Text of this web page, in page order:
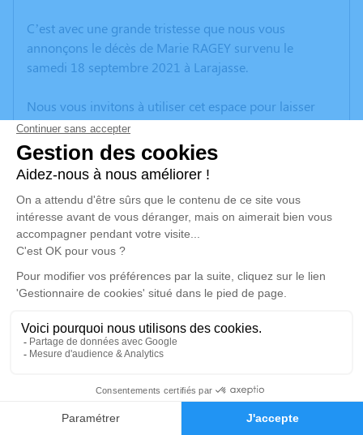
Faire-part Hommages
C’est avec une grande tristesse que nous vous
annonçons le décès de Marie RAGEY survenu le
samedi 18 septembre 2021 à Larajasse.
Nous vous invitons à utiliser cet espace pour laisser
vos condoléances, partager des photos souvenirs, une
anecdote ou exprimer vos pensées à travers des
poèmes ou des textes. Cet endroit est un lieu
d'expression dédié à honorer la mémoire de Marie
RAGEY.
Cérémonie religieuse
Église Sainte Anne de Larajasse
69590 Larajasse
Je rends hommage